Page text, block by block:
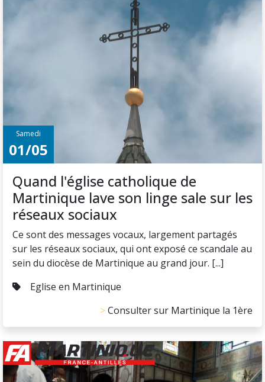
Samedi
01/05
Quand l'église catholique de
Martinique lave son linge sale sur les
réseaux sociaux
Ce sont des messages vocaux, largement partagés
sur les réseaux sociaux, qui ont exposé ce scandale au
sein du diocèse de Martinique au grand jour. [...]
Eglise en Martinique
Consulter sur Martinique la 1ère